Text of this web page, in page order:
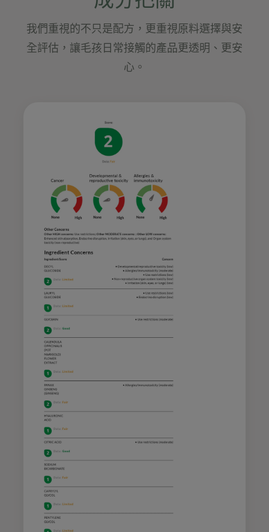
我們重視的不只是配方，更重視原料選擇與安
全評估，讓毛孩日常接觸的產品更透明、更安
心。